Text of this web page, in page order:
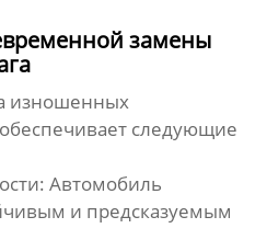
замены
изношенных
обеспечивает следующие
Автомобиль
и предсказуемым